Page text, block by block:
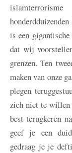
is een
dat wij
grenzen. Ten
maken van onze
plegen
zich niet te willen
best terugkeren
geef je een
gedraag je je